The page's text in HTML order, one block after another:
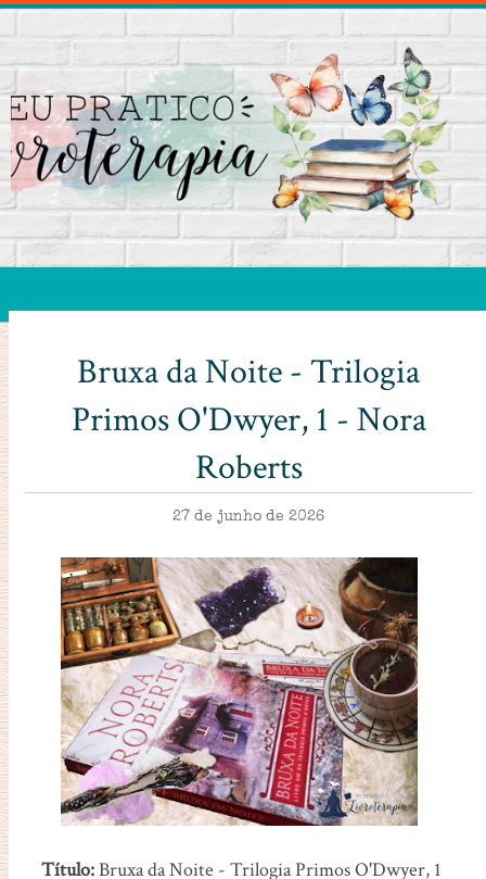
Bruxa da Noite - Trilogia
Primos O'Dwyer, 1 - Nora
Roberts
27 de junho de 2026
Título:Bruxa da Noite - Trilogia Primos O'Dwyer, 1